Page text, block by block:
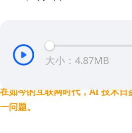
大小：4.87MB
在如今的互联网时代，AI 技术
一问题。